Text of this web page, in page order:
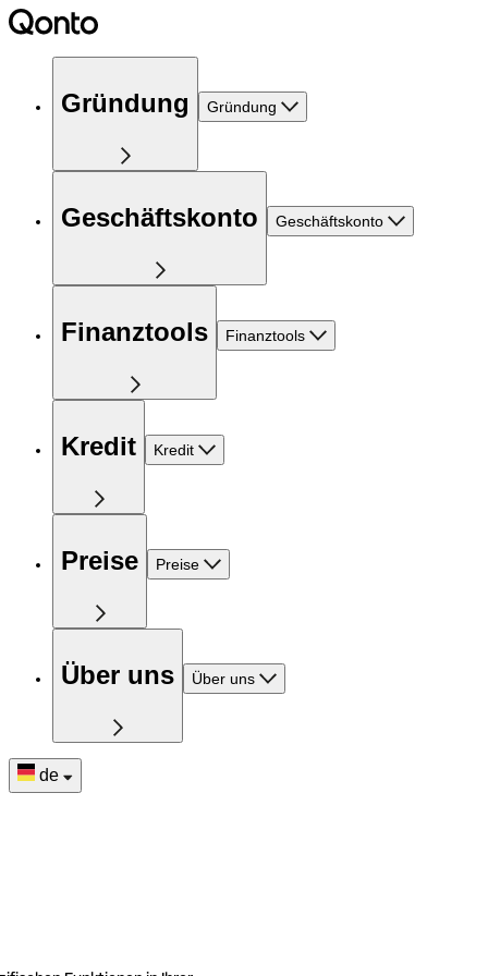
Gründung Gründung
Geschäftskonto Geschäftskonto
Finanztools Finanztools
Kredit Kredit
Preise Preise
Über uns Über uns
de